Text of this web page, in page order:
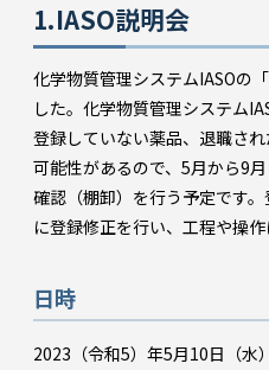
1.IASO説明会
化学物質管理システムIASOの
した。化学物質管理システム
登録していない薬品、退職さ
可能性があるので、5月から9
確認（棚卸）を行う予定です
に登録修正を行い、工程や操作
日時
2023（令和5）年5月10日（水